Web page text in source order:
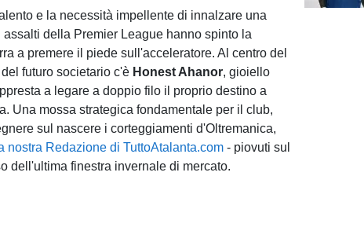
e la necessità impellente di innalzare una
della Premier League hanno spinto la
a premere il piede sull'acceleratore. Al centro del
futuro societario c'è Honest Ahanor, gioiello
a legare a doppio filo il proprio destino a
Una mossa strategica fondamentale per il club,
sul nascere i corteggiamenti d'Oltremanica,
nostra Redazione di TuttoAtalanta.com - piovuti sul
dell'ultima finestra invernale di mercato.